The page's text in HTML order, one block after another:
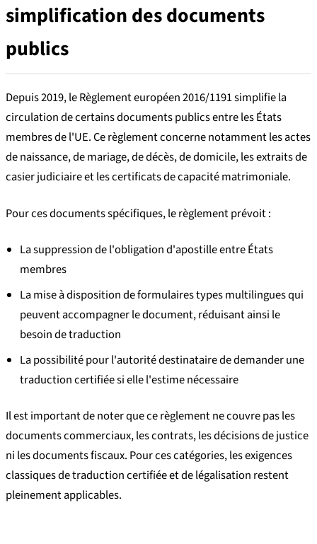
simplification des documents
publics
Depuis 2019, le Règlement européen 2016/1191 simplifie la
circulation de certains documents publics entre les États
membres de l'UE. Ce règlement concerne notamment les actes
de naissance, de mariage, de décès, de domicile, les extraits de
casier judiciaire et les certificats de capacité matrimoniale.
Pour ces documents spécifiques, le règlement prévoit :
La suppression de l'obligation d'apostille entre États
membres
La mise à disposition de formulaires types multilingues qui
peuvent accompagner le document, réduisant ainsi le
besoin de traduction
La possibilité pour l'autorité destinataire de demander une
traduction certifiée si elle l'estime nécessaire
Il est important de noter que ce règlement ne couvre pas les
documents commerciaux, les contrats, les décisions de justice
ni les documents fiscaux. Pour ces catégories, les exigences
classiques de traduction certifiée et de légalisation restent
pleinement applicables.